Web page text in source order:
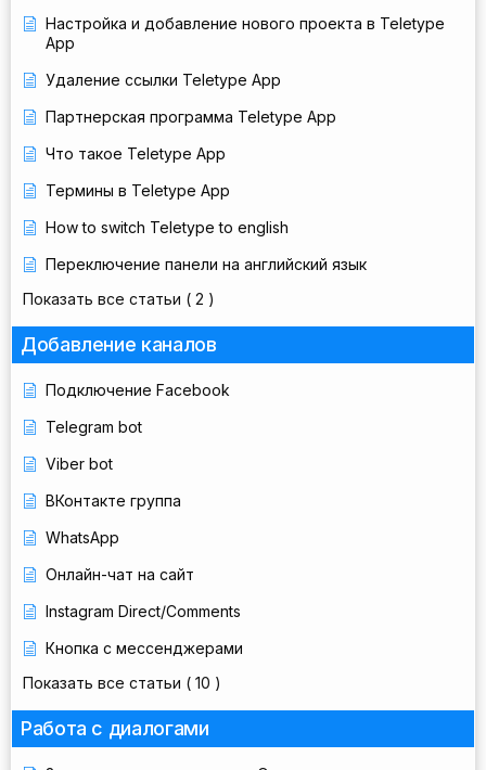
Настройка и добавление нового проекта в Teletype
App
Удаление ссылки Teletype App
Партнерская программа Teletype App
Что такое Teletype App
Термины в Teletype App
How to switch Teletype to english
Переключение панели на английский язык
Показать все статьи ( 2 )
Добавление каналов
Подключение Facebook
Telegram bot
Viber bot
ВКонтакте группа
WhatsApp
Онлайн-чат на сайт
Instagram Direct/Comments
Кнопка с мессенджерами
Показать все статьи ( 10 )
Работа с диалогами